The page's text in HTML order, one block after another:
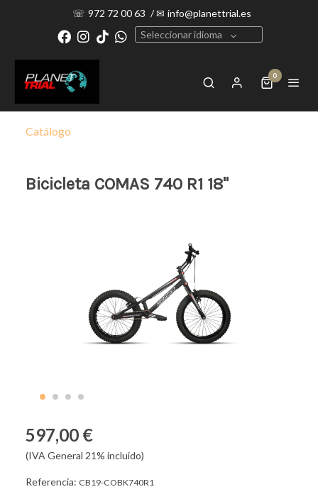
☏ 972 72 00 63 /✉ info@planettrial.es
Seleccionar idioma
0
Catálogo
Bicicleta COMAS 740 R1 18"
597,00 €
(IVA General 21% incluido)
Referencia: CB19-COBK740R1